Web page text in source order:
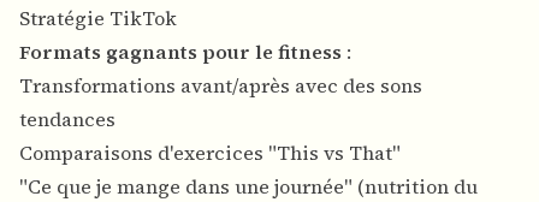
Stratégie TikTok
Formats gagnants pour le fitness :
Transformations avant/après avec des sons
tendances
Comparaisons d'exercices "This vs That"
"Ce que je mange dans une journée" (nutrition du